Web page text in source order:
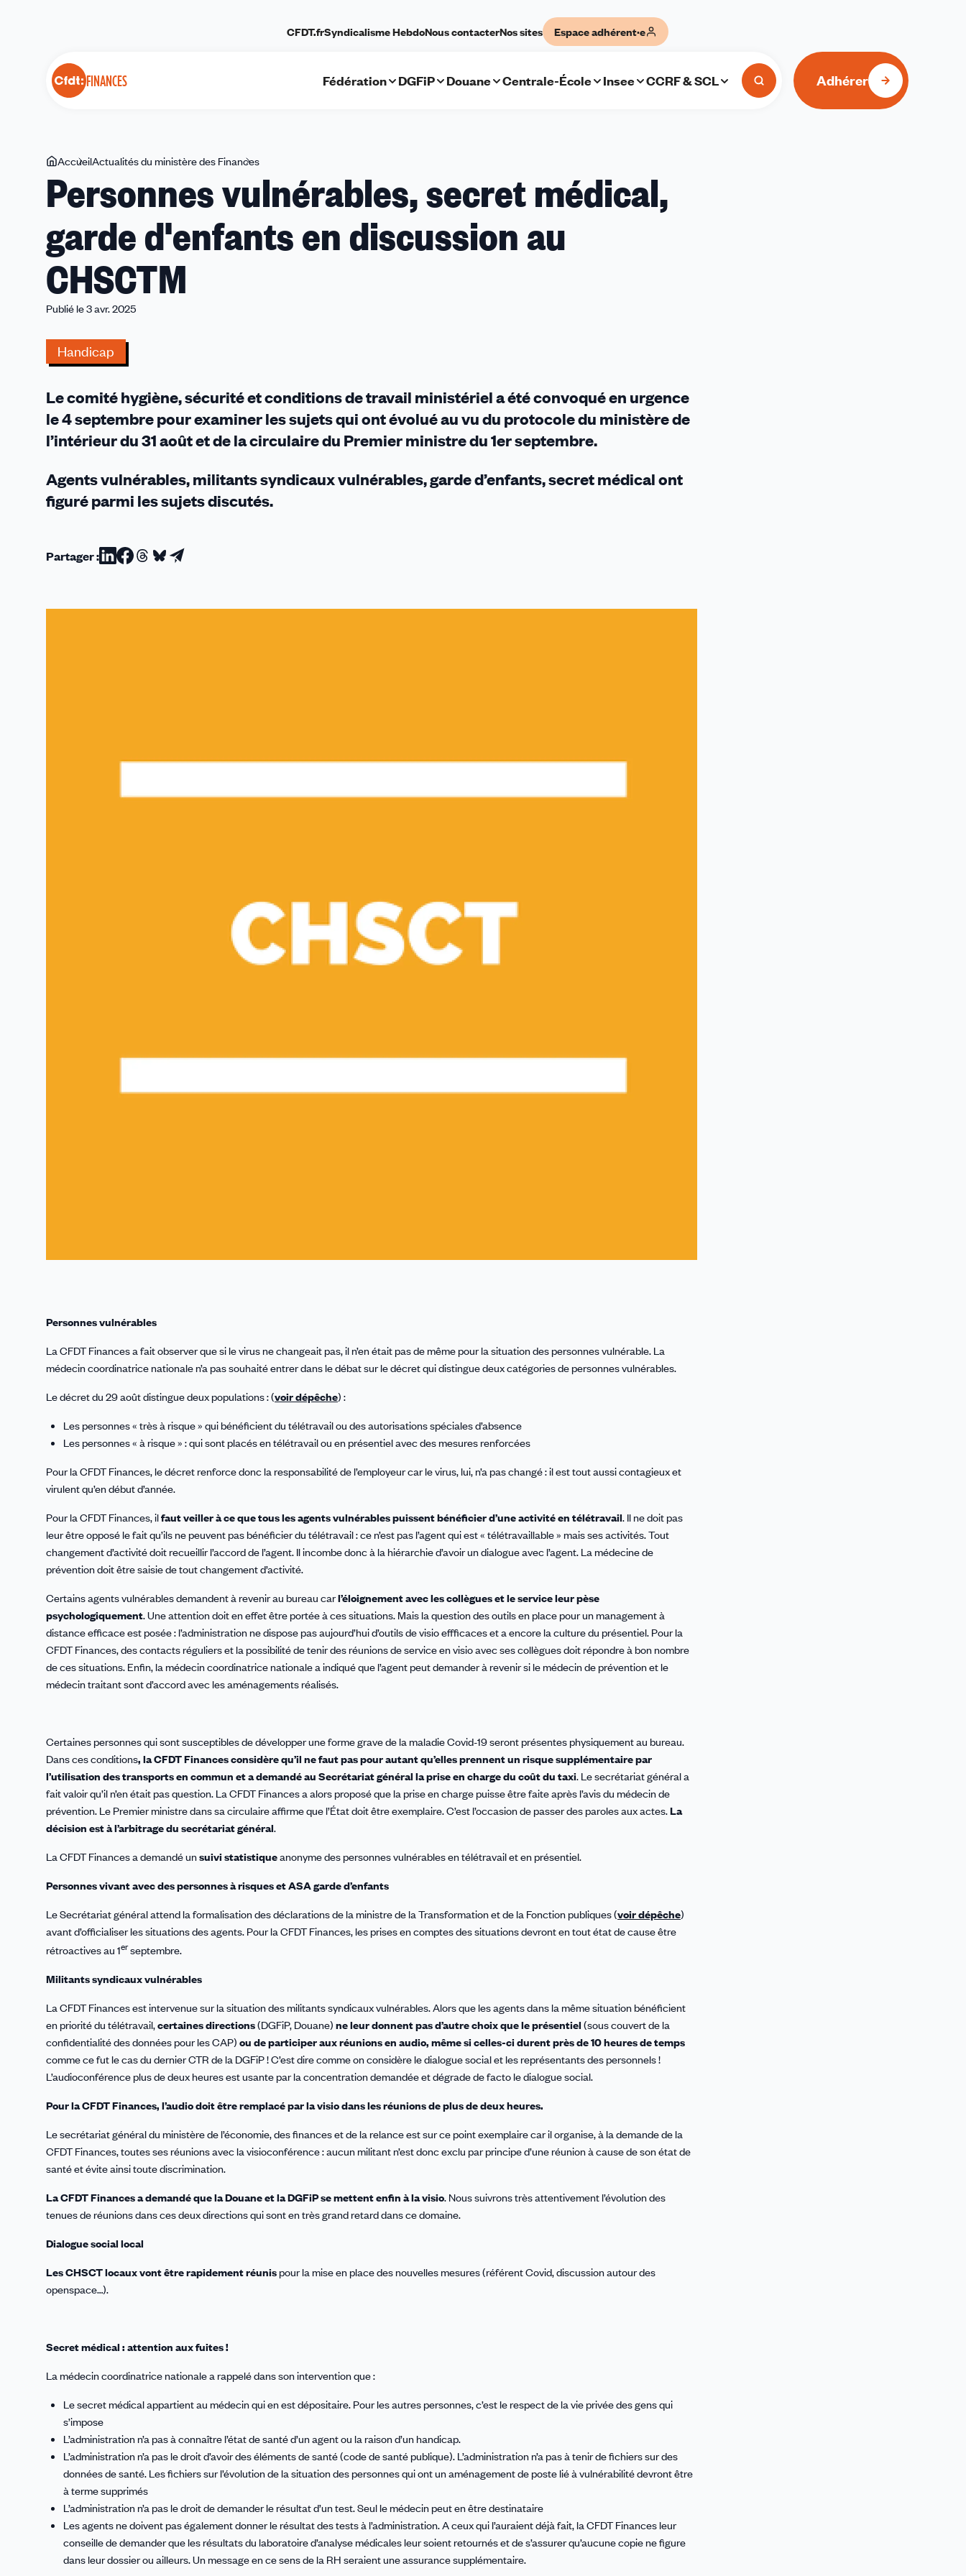
FINANCES
CFDT.frSyndicalisme HebdoNous contacterNos sites Espace adhérent·e
Fédération DGFiP Douane Centrale-École Insee CCRF & SCL Adhérer
Vous
êtes
ici
AccueilActualités du ministère des Finances
vulnérables,
secret
garde
Personnes vulnérables, secret médical,
garde d'enfants en discussion au
CHSCTM
Publié le 3 avr. 2025
Handicap
Le comité hygiène, sécurité et conditions de travail ministériel a été convoqué en urgence
le 4 septembre pour examiner les sujets qui ont évolué au vu du protocole du ministère de
l’intérieur du 31 août et de la circulaire du Premier ministre du 1er septembre.
Agents vulnérables, militants syndicaux vulnérables, garde d’enfants, secret médical ont
figuré parmi les sujets discutés.
Partager :Partager
Linkedin
Partager
Facebook
Partager
Threads
Partager
Bluesky
Partager
email
Personnes vulnérables
La CFDT Finances a fait observer que si le virus ne changeait pas, il n’en était pas de même pour la situation des personnes vulnérable. La
médecin coordinatrice nationale n’a pas souhaité entrer dans le débat sur le décret qui distingue deux catégories de personnes vulnérables.
Le décret du 29 août distingue deux populations : (voir dépêche) :
Les personnes « très à risque » qui bénéficient du télétravail ou des autorisations spéciales d’absence
Les personnes « à risque » : qui sont placés en télétravail ou en présentiel avec des mesures renforcées
Pour la CFDT Finances, le décret renforce donc la responsabilité de l’employeur car le virus, lui, n’a pas changé : il est tout aussi contagieux et
virulent qu’en début d’année.
Pour la CFDT Finances, ilfaut veiller à ce que tous les agents vulnérables puissent bénéficier d’une activité en télétravail. Il ne doit pas
leur être opposé le fait qu’ils ne peuvent pas bénéficier du télétravail : ce n’est pas l’agent qui est « télétravaillable » mais ses activités. Tout
changement d’activité doit recueillir l’accord de l’agent. Il incombe donc à la hiérarchie d’avoir un dialogue avec l’agent. La médecine de
prévention doit être saisie de tout changement d’activité.
Certains agents vulnérables demandent à revenir au bureau carl’éloignement avec les collègues et le service leur pèse
psychologiquement. Une attention doit en effet être portée à ces situations. Mais la question des outils en place pour un management à
distance efficace est posée : l’administration ne dispose pas aujourd’hui d’outils de visio effficaces et a encore la culture du présentiel. Pour la
CFDT Finances, des contacts réguliers et la possibilité de tenir des réunions de service en visio avec ses collègues doit répondre à bon nombre
de ces situations. Enfin, la médecin coordinatrice nationale a indiqué que l’agent peut demander à revenir si le médecin de prévention et le
médecin traitant sont d’accord avec les aménagements réalisés.
Certaines personnes qui sont susceptibles de développer une forme grave de la maladie Covid-19 seront présentes physiquement au bureau.
Dans ces conditions, la CFDT Finances considère qu’il ne faut pas pour autant qu’elles prennent un risque supplémentaire par
l’utilisation des transports en commun et a demandé au Secrétariat général la prise en charge du coût du taxi. Le secrétariat général a
fait valoir qu’il n’en était pas question. La CFDT Finances a alors proposé que la prise en charge puisse être faite après l’avis du médecin de
prévention. Le Premier ministre dans sa circulaire affirme que l’État doit être exemplaire. C’est l’occasion de passer des paroles aux actes.La
décision est à l’arbitrage du secrétariat général.
La CFDT Finances a demandé unsuivi statistiqueanonyme des personnes vulnérables en télétravail et en présentiel.
Personnes vivant avec des personnes à risques et ASA garde d’enfants
Le Secrétariat général attend la formalisation des déclarations de la ministre de la Transformation et de la Fonction publiques (voir dépêche)
avant d’officialiser les situations des agents. Pour la CFDT Finances, les prises en comptes des situations devront en tout état de cause être
rétroactives au 1erseptembre.
Militants syndicaux vulnérables
La CFDT Finances est intervenue sur la situation des militants syndicaux vulnérables. Alors que les agents dans la même situation bénéficient
en priorité du télétravail,certaines directions(DGFiP, Douane) ne leur donnent pas d’autre choix que le présentiel (sous couvert de la
confidentialité des données pour les CAP) ou de participer aux réunions en audio, même si celles-ci durent près de 10 heures de temps
comme ce fut le cas du dernier CTR de la DGFiP ! C’est dire comme on considère le dialogue social et les représentants des personnels !
L’audioconférence plus de deux heures est usante par la concentration demandée et dégrade de facto le dialogue social.
Pour la CFDT Finances, l’audio doit être remplacé par la visio dans les réunions de plus de deux heures.
Le secrétariat général du ministère de l’économie, des finances et de la relance est sur ce point exemplaire car il organise, à la demande de la
CFDT Finances, toutes ses réunions avec la visioconférence : aucun militant n’est donc exclu par principe d’une réunion à cause de son état de
santé et évite ainsi toute discrimination.
La CFDT Finances a demandé que la Douane et la DGFiP se mettent enfin à la visio. Nous suivrons très attentivement l’évolution des
tenues de réunions dans ces deux directions qui sont en très grand retard dans ce domaine.
Dialogue social local
Les CHSCT locaux vont être rapidement réunis pour la mise en place des nouvelles mesures (référent Covid, discussion autour des
openspace…).
Secret médical : attention aux fuites !
La médecin coordinatrice nationale a rappelé dans son intervention que :
Le secret médical appartient au médecin qui en est dépositaire. Pour les autres personnes, c’est le respect de la vie privée des gens qui
s’impose
L’administration n’a pas à connaître l’état de santé d’un agent ou la raison d’un handicap.
L’administration n’a pas le droit d’avoir des éléments de santé (code de santé publique). L’administration n’a pas à tenir de fichiers sur des
données de santé. Les fichiers sur l’évolution de la situation des personnes qui ont un aménagement de poste lié à vulnérabilité devront être
à terme supprimés
L’administration n’a pas le droit de demander le résultat d’un test. Seul le médecin peut en être destinataire
Les agents ne doivent pas également donner le résultat des tests à l’administration. A ceux qui l’auraient déjà fait, la CFDT Finances leur
conseille de demander que les résultats du laboratoire d’analyse médicales leur soient retournés et de s’assurer qu’aucune copie ne figure
dans leur dossier ou ailleurs. Un message en ce sens de la RH seraient une assurance supplémentaire.